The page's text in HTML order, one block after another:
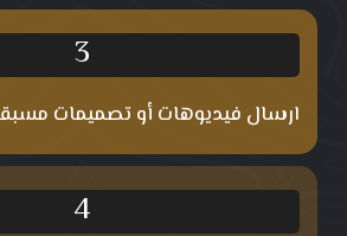
3
ارسال فيديوهات أو تصميمات
4